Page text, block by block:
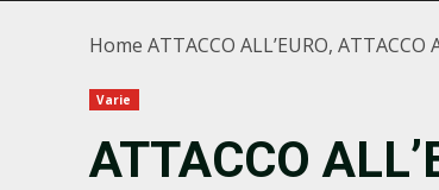
Home ATTACCO ALL’EURO, ATTACCO
Varie
ATTACCO